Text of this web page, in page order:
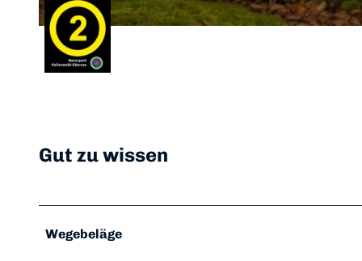
© Heinrich Kowalski, Edersee | Deine Region: wild, bunt, gesund.
Gut zu wissen
Wegebeläge